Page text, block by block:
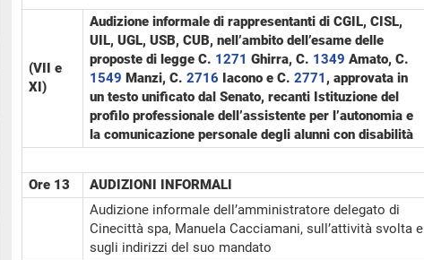
(VII e
XI)
Audizione informale di rappresentanti di CGIL, CISL,
UIL, UGL, USB, CUB, nell’ambito dell’esame delle
proposte di legge C. 1271 ​ Ghirra, C. 1349 ​ Amato, C.
1549 ​ Manzi, C. 2716 ​ Iacono e C. 2771 ​, approvata in
un testo unificato dal Senato, recanti Istituzione del
profilo professionale dell’assistente per l’autonomia e
la comunicazione personale degli alunni con disabilità
Ore 13
AUDIZIONI INFORMALI
Audizione informale dell’amministratore delegato di
Cinecittà spa, Manuela Cacciamani, sull’attività svolta e
sugli indirizzi del suo mandato